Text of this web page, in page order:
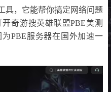
具，它能帮你搞定网络问题
奇游搜英雄联盟PBE美测
PBE服务器在国外加速一